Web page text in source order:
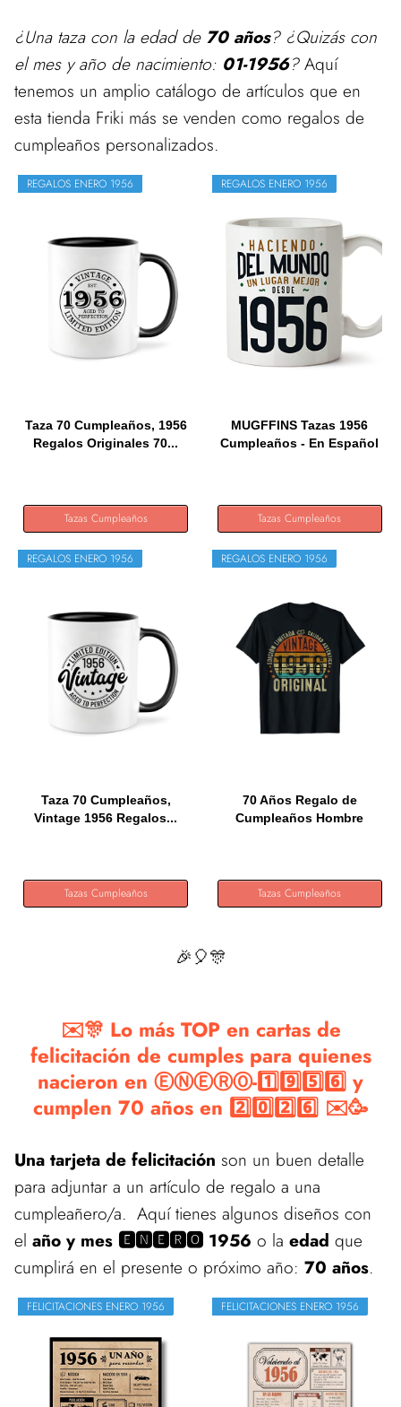
¿Una taza con la edad de 70 años? ¿Quizás con
el mes y año de nacimiento: 01-1956?Aquí
tenemos un amplio catálogo de artículos que en
esta tienda Friki más se venden como regalos de
cumpleaños personalizados.
REGALOS ENERO 1956
Taza 70 Cumpleaños, 1956
Regalos Originales 70...
Tazas Cumpleaños
REGALOS ENERO 1956
MUGFFINS Tazas 1956
Cumpleaños - En Español
Tazas Cumpleaños
REGALOS ENERO 1956
Taza 70 Cumpleaños,
Vintage 1956 Regalos...
Tazas Cumpleaños
REGALOS ENERO 1956
70 Años Regalo de
Cumpleaños Hombre
Tazas Cumpleaños
🎉🎈🎊
✉️🎊 Lo más TOP en cartas de
felicitación de cumples para quienes
nacieron en ⒺⓃⒺⓇⓄ-1️⃣9️⃣5️⃣6️⃣ y
cumplen 70 años en 2️⃣0️⃣2️⃣6️⃣ ✉️🥳
Una tarjeta de felicitación son un buen detalle
para adjuntar a un artículo de regalo a una
cumpleañero/a. Aquí tienes algunos diseños con
el año y mes 🅴🅽🅴🆁🅾 1956 o la edad que
cumplirá en el presente o próximo año: 70 años.
FELICITACIONES ENERO 1956 FELICITACIONES ENERO 1956